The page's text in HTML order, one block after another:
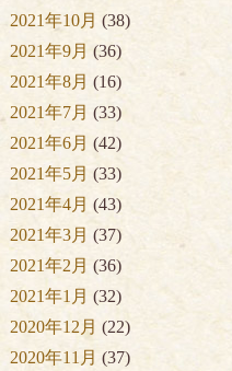
2021年10月 (38)
2021年9月 (36)
2021年8月 (16)
2021年7月 (33)
2021年6月 (42)
2021年5月 (33)
2021年4月 (43)
2021年3月 (37)
2021年2月 (36)
2021年1月 (32)
2020年12月 (22)
2020年11月 (37)